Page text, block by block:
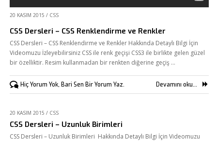
Bize Ulaşın
20 KASIM 2015 / CSS
CSS Dersleri – CSS Renklendirme ve Renkler
CSS Dersleri – CSS Renklendirme ve Renkler Hakkında Detaylı Bilgi İçin
Videomuzu İzleyebilirsiniz CSS ile renk geçişi CSS3 ile birlikte gelen güzel
bir özelliktir. Resim kullanmadan bir renkten diğerine geçiş …
Hiç Yorum Yok, Bari Sen Bir Yorum Yaz. Devamını oku...
20 KASIM 2015 / CSS
CSS Dersleri – Uzunluk Birimleri
CSS Dersleri – Uzunluk Birimleri Hakkında Detaylı Bilgi İçin Videomuzu